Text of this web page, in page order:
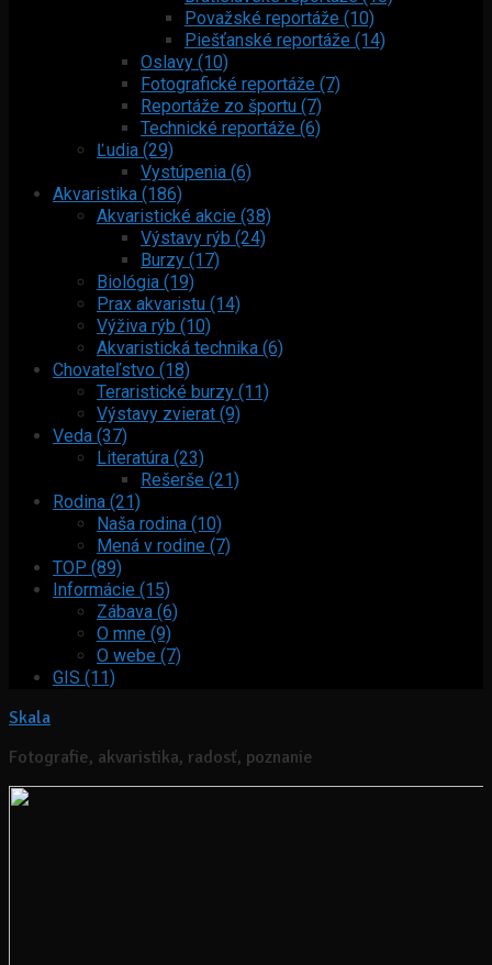
Považské reportáže (10)
Piešťanské reportáže (14)
Oslavy (10)
Fotografické reportáže (7)
Reportáže zo športu (7)
Technické reportáže (6)
Ľudia (29)
Vystúpenia (6)
Akvaristika (186)
Akvaristické akcie (38)
Výstavy rýb (24)
Burzy (17)
Biológia (19)
Prax akvaristu (14)
Výživa rýb (10)
Akvaristická technika (6)
Chovateľstvo (18)
Teraristické burzy (11)
Výstavy zvierat (9)
Veda (37)
Literatúra (23)
Rešerše (21)
Rodina (21)
Naša rodina (10)
Mená v rodine (7)
TOP (89)
Informácie (15)
Zábava (6)
O mne (9)
O webe (7)
GIS (11)
Skala
Fotografie, akvaristika, radosť, poznanie